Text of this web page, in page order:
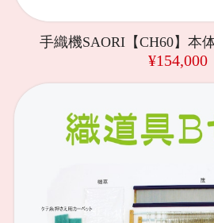
手織機SAORI【CH60】本
¥154,000